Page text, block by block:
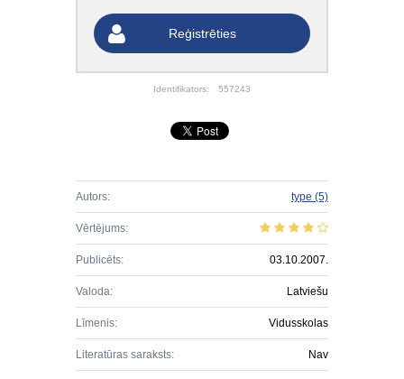
Reģistrēties
Identifikators: 557243
Autors: type (5)
Vērtējums:
Publicēts: 03.10.2007.
Valoda: Latviešu
Līmenis: Vidusskolas
Literatūras saraksts: Nav